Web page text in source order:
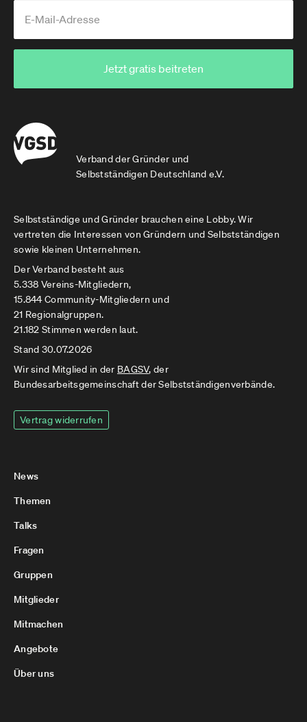
Verband der Gründer und
Selbstständigen Deutschland e.V.
Jetzt gratis beitreten
Selbstständige und Gründer brauchen eine Lobby. Wir
vertreten die Interessen von Gründern und Selbstständigen
sowie kleinen Unternehmen.
Der Verband besteht aus
5.338 Vereins-Mitgliedern,
15.844 Community-Mitgliedern und
21 Regionalgruppen.
21.182 Stimmen werden laut.
Stand 30.07.2026
Wir sind Mitglied in der BAGSV, der
Bundesarbeitsgemeinschaft der Selbstständigenverbände.
Vertrag widerrufen
News
Themen
Talks
Fragen
Gruppen
Mitglieder
Mitmachen
Angebote
Über uns